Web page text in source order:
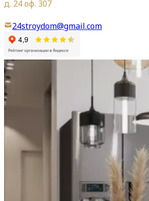
д. 24 оф. 307
24stroydom@gmail.com